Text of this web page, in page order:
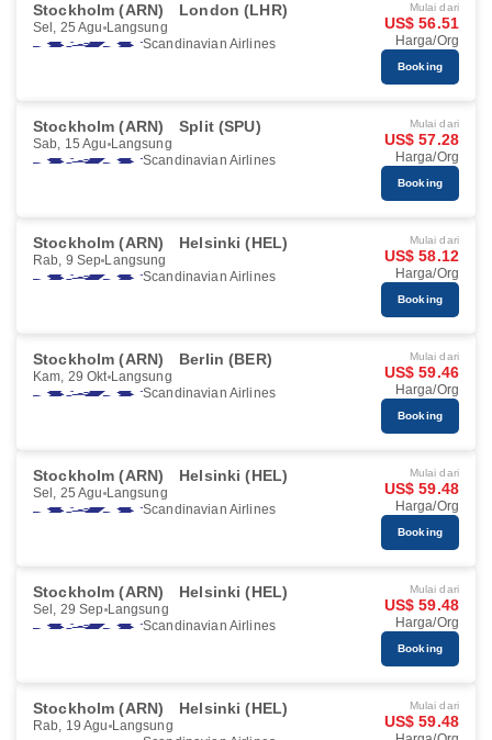
Stockholm (ARN) London (LHR)
Sel, 25 Agu Langsung
Scandinavian Airlines
Mulai dari
US$ 56.51
Harga/Org
Booking
Stockholm (ARN) Split (SPU)
Sab, 15 Agu Langsung
Scandinavian Airlines
Mulai dari
US$ 57.28
Harga/Org
Booking
Stockholm (ARN) Helsinki (HEL)
Rab, 9 Sep Langsung
Scandinavian Airlines
Mulai dari
US$ 58.12
Harga/Org
Booking
Stockholm (ARN) Berlin (BER)
Kam, 29 Okt Langsung
Scandinavian Airlines
Mulai dari
US$ 59.46
Harga/Org
Booking
Stockholm (ARN) Helsinki (HEL)
Sel, 25 Agu Langsung
Scandinavian Airlines
Mulai dari
US$ 59.48
Harga/Org
Booking
Stockholm (ARN) Helsinki (HEL)
Sel, 29 Sep Langsung
Scandinavian Airlines
Mulai dari
US$ 59.48
Harga/Org
Booking
Stockholm (ARN) Helsinki (HEL)
Rab, 19 Agu Langsung
Mulai dari
US$ 59.48